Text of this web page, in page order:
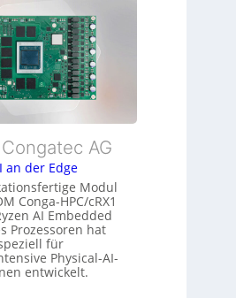
b
e
r
w
a
u
n
g
L
e
i
s
t
n
g
x
i
b
l
e
E
h
e
r
c
a
t
-
AG
an der Edge
Modul
Conga-HPC/cRX1
AI Embedded
Prozessoren hat
für
Physical-AI-
entwickelt.